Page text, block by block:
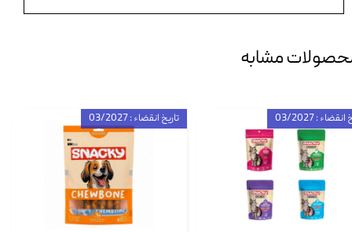
مشابه
تاریخ انقضاء : 03/2027 : 03/2027